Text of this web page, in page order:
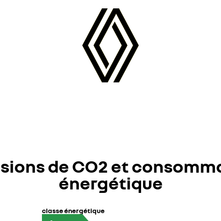
de CO2 et
énergétique
classe énergétique